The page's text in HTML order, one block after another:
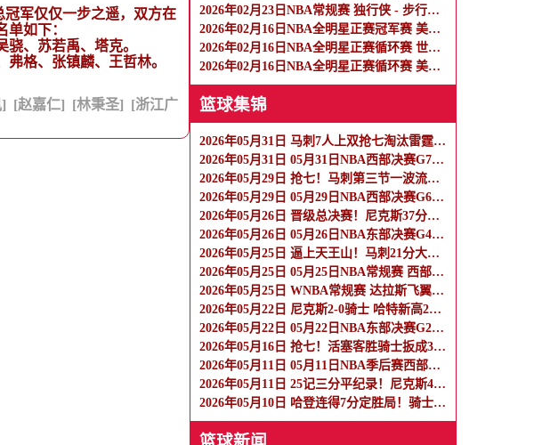
军仅仅一步之遥，双方在
如下：
、苏若禹、塔克。
格、张镇麟、王哲林。
[赵嘉仁] [林秉圣] [浙江广
2026年02月23日NBA常规赛 独行侠 - 步行者 全场录像
2026年02月16日NBA全明星正赛冠军赛 美国新星队 - 美国星条队 全场录像
2026年02月16日NBA全明星正赛循环赛 世界队 - 美国星条队 全场录像
2026年02月16日NBA全明星正赛循环赛 美国新星队 - 美国星条队 全场录像
篮球集锦
2026年05月31日 马刺7人上双抢七淘汰雷霆闯进总决赛 文班22+7 亚历山大35+9
2026年05月31日 05月31日NBA西部决赛G7 马刺 - 雷霆 全场集锦
2026年05月29日 抢七！马刺第三节一波流大胜雷霆扳成3-3 文班28+10 SGA18中6
2026年05月29日 05月29日NBA西部决赛G6 雷霆 - 马刺 全场集锦
2026年05月26日 晋级总决赛！尼克斯37分大胜横扫骑士 唐斯19分 哈登2球5失误
2026年05月26日 05月26日NBA东部决赛G4 尼克斯 - 骑士 精彩镜头
2026年05月25日 逼上天王山！马刺21分大胜雷霆 文班33+8+5 亚历山大19+7
2026年05月25日 05月25日NBA常规赛 西部决赛G4 雷霆 - 马刺 精彩镜头
2026年05月25日 WNBA常规赛 达拉斯飞翼 91 - 76 纽约自由人 集锦
2026年05月22日 尼克斯2-0骑士 哈特新高26分 布伦森19分14助 米切尔26分
2026年05月22日 05月22日NBA东部决赛G2 骑士 - 尼克斯 精彩镜头
2026年05月16日 抢七！活塞客胜骑士扳成3-3 杜伦15+11 哈登23+7+4断+8失误
2026年05月11日 05月11日NBA季后赛西部半决赛G5 森林狼 - 马刺 精彩镜头
2026年05月11日 25记三分平纪录！尼克斯4-0横扫76人进东决 麦克布莱德7三分
2026年05月10日 哈登连得7分定胜局！骑士1-2活塞 米切尔35分 坎宁安27+10+10
篮球新闻